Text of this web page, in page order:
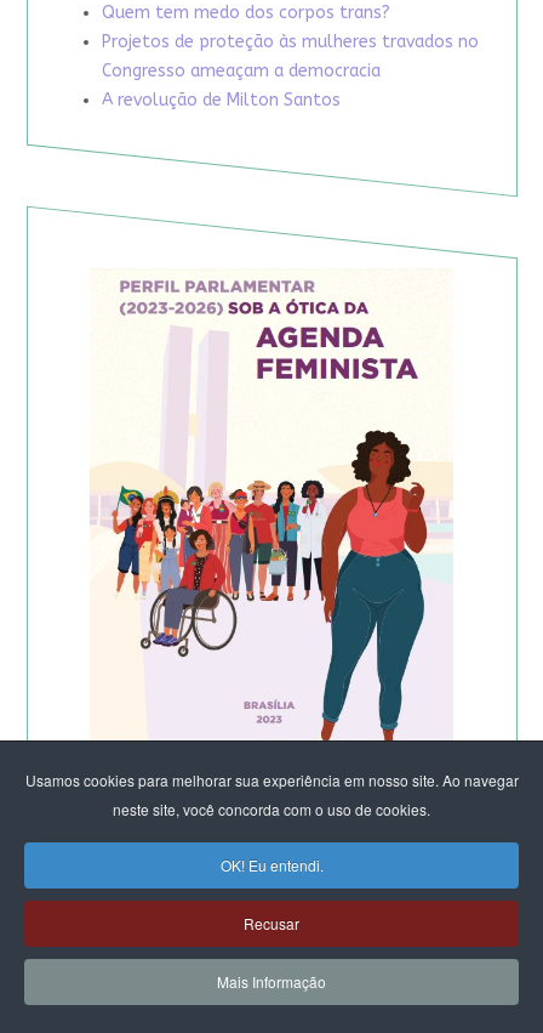
Usamos cookies para melhorar sua experiência em nosso site. Ao navegar
neste site, você concorda com o uso de cookies.
OK! Eu entendi.
Recusar
Mais Informação
Quem tem medo dos corpos trans?
Projetos de proteção às mulheres travados no
Congresso ameaçam a democracia
A revolução de Milton Santos